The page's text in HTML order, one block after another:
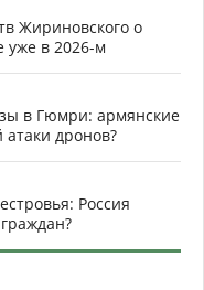
Жириновского о
уже в 2026-м
в Гюмри: армянские
атаки дронов?
Россия